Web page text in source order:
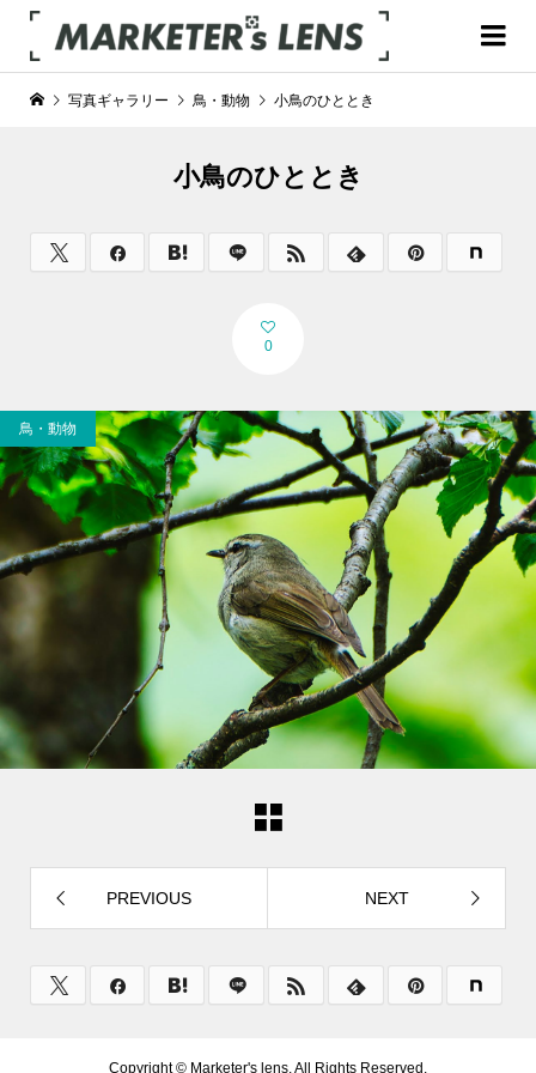
写真ギャラリー 鳥・動物 小鳥のひととき
小鳥のひととき
0
鳥・動物
PREVIOUS NEXT
Copyright © Marketer's lens. All Rights Reserved.